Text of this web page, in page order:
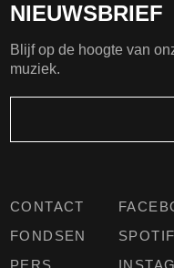
CONTACT
FONDSEN
PERS
NIEUWSBRIEF
Blijf op de hoogte van
muziek.